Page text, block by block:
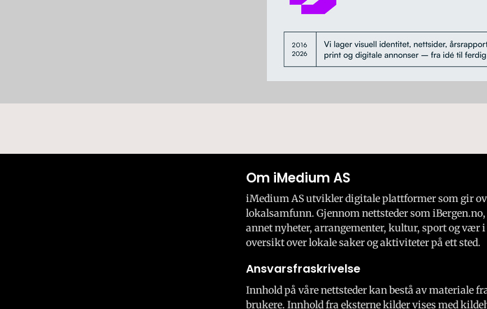
Om iMedium AS
iMedium AS utvikler digitale plattformer som gir
lokalsamfunn. Gjennom nettsteder som
annet nyheter, arrangementer, kultur, sport og vær
oversikt over lokale saker og aktiviteter på ett sted.
Ansvarsfraskrivelse
Innhold på våre nettsteder kan bestå av materiale
brukere. Innhold fra eksterne kilder vises med